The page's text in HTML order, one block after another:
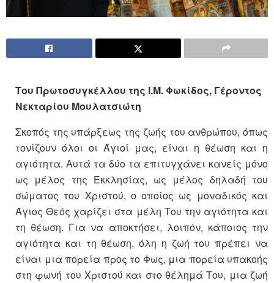
Του Πρωτοσυγκέλλου της Ι.Μ. Φωκίδος, Γέροντος
Νεκταρίου Μουλατσιώτη
Σκοπός της υπάρξεως της ζωής του ανθρώπου, όπως
τονίζουν όλοι οι Άγιοί μας, είναι η θέωση και η
αγιότητα. Αυτά τα δύο τα επιτυγχάνει κανείς μόνο
ως μέλος της Eκκλησίας, ως μέλος δηλαδή του
σώματος του Χριστού, ο οποίος ως μοναδικός και
Άγιος Θεός χαρίζει στα μέλη Του την αγιότητα και
τη θέωση. Για να αποκτήσει, λοιπόν, κάποιος την
αγιότητα και τη θέωση, όλη η ζωή του πρέπει να
είναι μια πορεία προς το Φως, μια πορεία υπακοής
στη φωνή του Χριστού και στο θέλημά Του, μια ζωή